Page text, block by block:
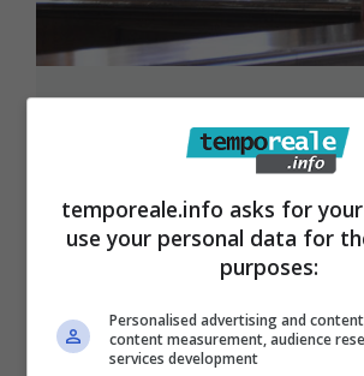
consigliere De Angelis:
maggioranza”
temporeale.info asks for
use your personal data for
purposes:
Personalised advertising and
content measurement, audience
services development